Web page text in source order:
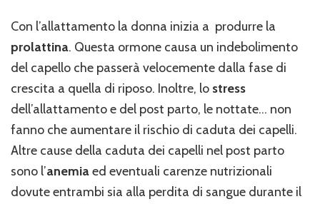
Con l’allattamento la donna inizia a produrre la
prolattina. Questa ormone causa un indebolimento
del capello che passerà velocemente dalla fase di
crescita a quella di riposo. Inoltre, lo stress
dell’allattamento e del post parto, le nottate… non
fanno che aumentare il rischio di caduta dei capelli.
Altre cause della caduta dei capelli nel post parto
sono l’anemiaed eventuali carenze nutrizionali
dovute entrambi sia alla perdita di sangue durante il